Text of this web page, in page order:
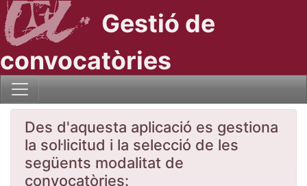
Gestió de
convocatòries
Des d'aquesta aplicació es gestiona
la sol·licitud i la selecció de les
següents modalitat de
convocatòries: